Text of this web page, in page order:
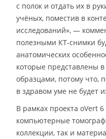
с полок и отдать их в
учёных, поместив в
исследований», —
полезными КТ-снимки
анатомических
которые представлены
образцами, потому что,
в здравом уме не будет
В рамках проекта oVert
компьютерные
коллекции, так и